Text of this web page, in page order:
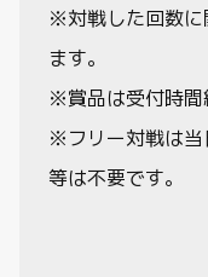
※対戦した回数に
ます。
※賞品は受付時間
※フリー対戦は当
等は不要です。